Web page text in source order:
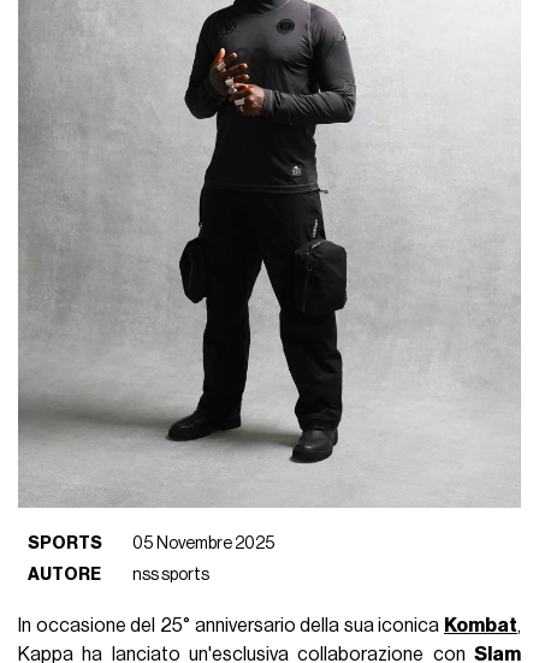
SPORTS
05 Novembre 2025
AUTORE
nss sports
In occasione del 25° anniversario della sua iconica Kombat,
Kappa ha lanciato un'esclusiva collaborazione con Slam